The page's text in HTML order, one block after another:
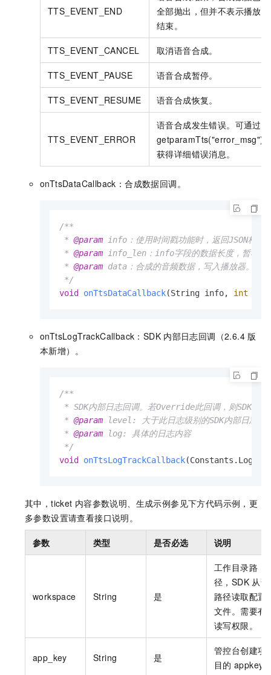
TTS_EVENT_END
全部抛出，但并不表示播放
结束。
TTS_EVENT_CANCEL 取消语音合成。
TTS_EVENT_PAUSE 语音合成暂停。
TTS_EVENT_RESUME 语音合成恢复。
TTS_EVENT_ERROR
语音合成发生错误。 可通过
getparamTts("error_msg")
获得详细错误消息。
onTtsDataCallback：合成数据回调。
/**
* @param info：使用时间戳功能时，返回JSON格式
* @param info_len：info字段的数据长度，暂不使
* @param data：合成的音频数据，写入播放器。
*/
void
onTtsDataCallback(String info, int
onTtsLogTrackCallback：SDK 内部日志回调（2.6.4 版
本新增）。
/**
* SDK内部日志回调。若Override此回调，则SDK内
* @param level: 大于此日志级别的SDK内部日志将
* @param log: 具体的日志内容
*/
void
onTtsLogTrackCallback
其中，ticket 内容参数说明、生成示例参见下方代码示例，更
多参数设置请查看接口说明。
参数 类型 是否必选 说明
workspace String 是
工作目录路
径，SDK 从该
路径读取配置
文件。需要有
读写权限。
app_key String 是
管控台创建项
目的 appkey